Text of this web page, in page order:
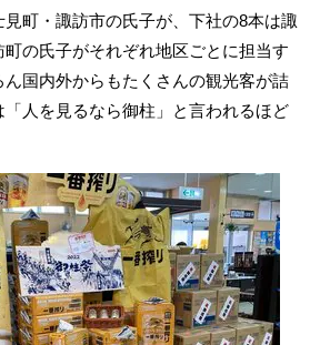
町・諏訪市の氏子が、下社の8本は諏
の氏子がそれぞれ地区ごとに担当す
ん国内外からもたくさんの観光客が詰
人を見るなら御柱」と言われるほど